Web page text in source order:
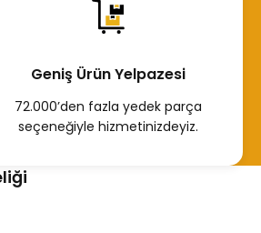
Geniş Ürün Yelpazesi
72.000’den fazla yedek parça
seçeneğiyle hizmetinizdeyiz.